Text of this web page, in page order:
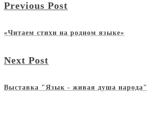
Previous Post
«Читаем стихи на родном языке»
Next Post
Выставка "Язык - живая душа народа"